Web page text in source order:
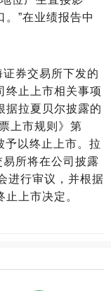
”在业绩报告中
券交易所下发的
终止上市相关事项
据拉夏贝尔披露的
上市规则》第
以终止上市。拉
所将在公司披露
进行审议，并根据
上市决定。